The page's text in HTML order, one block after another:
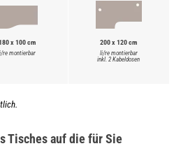
x 100 cm
re montierbar
200 x 120 cm
li/re montierbar
inkl. 2 Kabeldosen
Tisches auf die für Sie